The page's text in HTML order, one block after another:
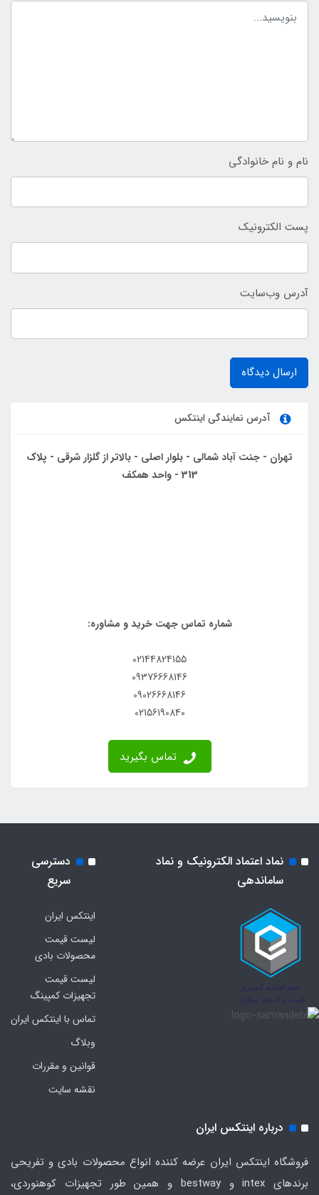
نام و نام خانوادگی
پست الکترونیک
آدرس وب‌سایت
ارسال دیدگاه
آدرس نمایندگی اینتکس
تهران - جنت آباد شمالی - بلوار اصلی - بالاتر از گلزار شرقی - پلاک
313 - واحد همکف
شماره تماس جهت خرید و مشاوره:
02144824155
09376668146
09026668146
02156190840
تماس بگیرید
نماد اعتماد الکترونیک و نماد
ساماندهی
دسترسی
سریع
اینتکس ایران
لیست قیمت
محصولات بادی
لیست قیمت
تجهیزات کمپینگ
تماس با اینتکس ایران
وبلاگ
قوانین و مقررات
نقشه سایت
درباره اینتکس ایران
فروشگاه اینتکس ایران عرضه کننده انواع محصولات بادی و تفریحی
برندهای intex و bestway و همین طور تجهیزات کوهنوردی،